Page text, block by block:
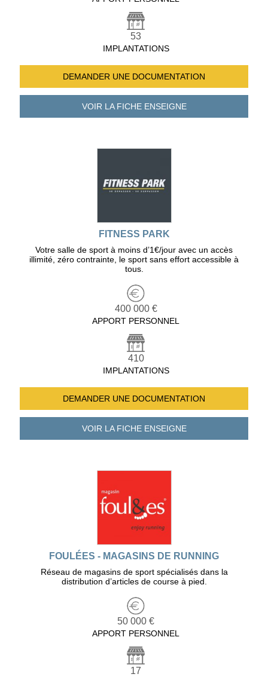
53
IMPLANTATIONS
DEMANDER UNE DOCUMENTATION
VOIR LA FICHEENSEIGNE
FITNESS PARK
Votre salle de sport à moins d’1€/jour avec un accès
illimité, zéro contrainte, le sport sans effort accessible à
tous.
400 000 €
APPORT PERSONNEL
410
IMPLANTATIONS
DEMANDER UNE DOCUMENTATION
VOIR LA FICHEENSEIGNE
FOULÉES - MAGASINS DE RUNNING
Réseau de magasins de sport spécialisés dans la
distribution d’articles de course à pied.
50 000 €
APPORT PERSONNEL
17